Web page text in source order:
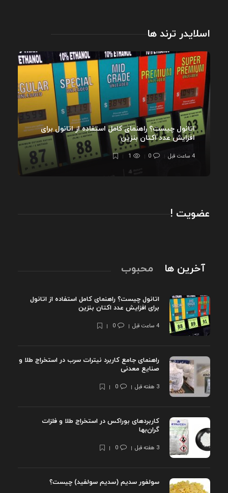
اسلایدر ترند ها
اتانول چیست؟ راهنمای کامل استفاده از اتانول برای
افزایش عدد اکتان بنزین
4 ساعت قبل 0
1
عضویت !
آخرین ها محبوب
اتانول چیست؟ راهنمای کامل استفاده از اتانول
برای افزایش عدد اکتان بنزین
4 ساعت قبل 0
راهنمای جامع کاربرد نیترات سرب در استخراج طلا و
صنایع معدنی
3 هفته قبل 0
کاربردهای بوراکس در استخراج طلا و فلزات
گران‌بها
3 هفته قبل 0
سولفور سدیم (سدیم سولفید) چیست؟